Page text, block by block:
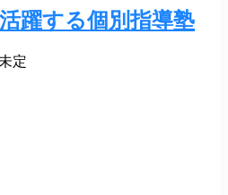
躍する個別指導塾
定